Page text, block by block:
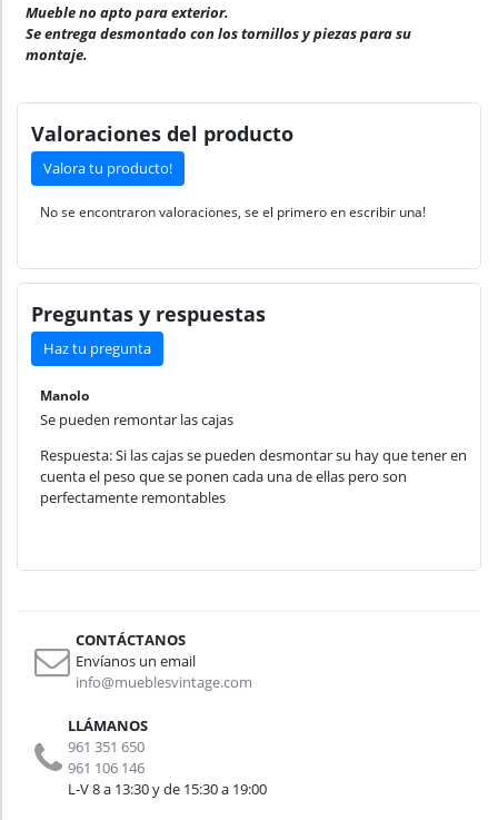
Mueble no apto para exterior.
Se entrega desmontado con los tornillos y piezas para su
montaje.
Valoraciones del producto
Valora tu producto!
No se encontraron valoraciones, se el primero en escribir una!
Preguntas y respuestas
Haz tu pregunta
Manolo
Se pueden remontar las cajas
Respuesta: Si las cajas se pueden desmontar su hay que tener en
cuenta el peso que se ponen cada una de ellas pero son
perfectamente remontables
CONTÁCTANOS
Envíanos un email
info@mueblesvintage.com
LLÁMANOS
961 351 650
961 106 146
L-V 8 a 13:30 y de 15:30 a 19:00